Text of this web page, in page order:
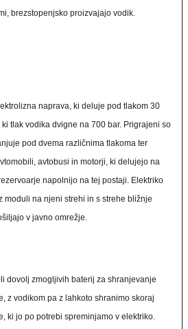
brezstopenjsko proizvajajo vodik.
naprava, ki deluje pod tlakom 30
tlak vodika dvigne na 700 bar. Prigrajeni so
pod dvema različnima tlakoma ter
avtobusi in motorji, ki delujejo na
napolnijo na tej postaji. Elektriko
moduli na njeni strehi in s strehe bližnje
v javno omrežje.
dovolj zmogljivih baterij za shranjevanje
z vodikom pa z lahkoto shranimo skoraj
ki jo po potrebi spreminjamo v elektriko.